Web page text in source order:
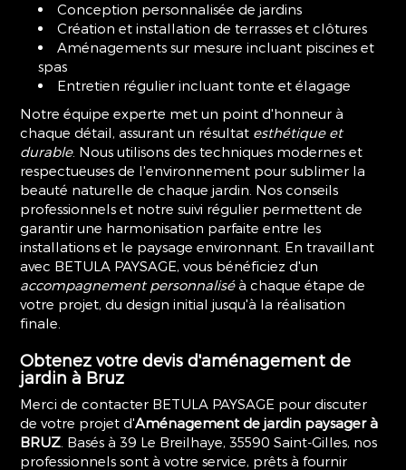
Conception personnalisée de jardins
Création et installation de terrasses et clôtures
Aménagements sur mesure incluant piscines et
spas
Entretien régulier incluant tonte et élagage
Notre équipe experte met un point d'honneur à
chaque détail, assurant un résultat esthétique et
durable. Nous utilisons des techniques modernes et
respectueuses de l'environnement pour sublimer la
beauté naturelle de chaque jardin. Nos conseils
professionnels et notre suivi régulier permettent de
garantir une harmonisation parfaite entre les
installations et le paysage environnant. En travaillant
avec BETULA PAYSAGE, vous bénéficiez d'un
accompagnement personnaliséà chaque étape de
votre projet, du design initial jusqu'à la réalisation
finale.
Obtenez votre devis d'aménagement de
jardin à Bruz
Merci de contacter BETULA PAYSAGE pour discuter
de votre projet d'Aménagement de jardin paysager à
BRUZ . Basés à 39 Le Breilhaye, 35590 Saint-Gilles, nos
professionnels sont à votre service, prêts à fournir